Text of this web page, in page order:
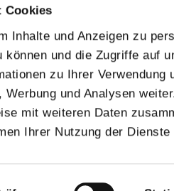
Cookies
Inhalte und Anzeigen zu
können und die Zugriffe auf
zu Ihrer Verwendung
und Analysen
mit weiteren Daten
Ihrer Nutzung der Dienste